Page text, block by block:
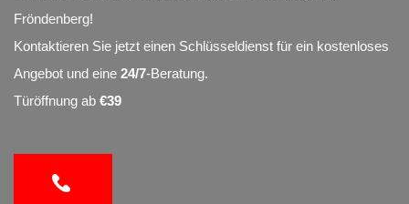
Fröndenberg!
Kontaktieren Sie jetzt einen Schlüsseldienst für ein kostenloses
Angebot und eine 24/7-Beratung.
Türöffnung ab €39